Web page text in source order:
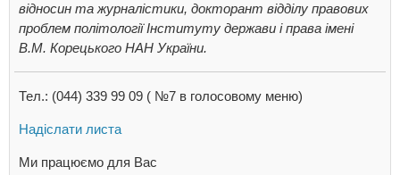
відносин та журналістики, докторант відділу правових
проблем політології Інституту держави і права імені
В.М. Корецького НАН України.
Тел.: (044) 339 99 09 ( №7 в голосовому меню)
Надіслати листа
Ми працюємо для Вас